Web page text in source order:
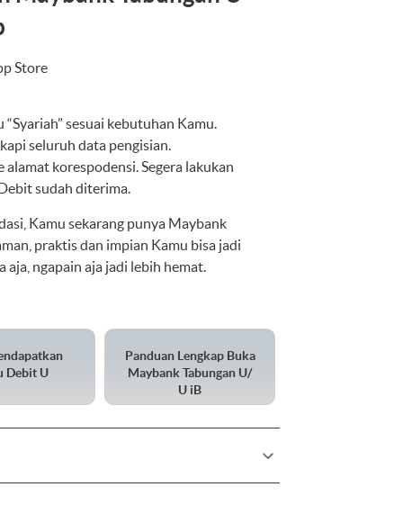
Store
sesuai kebutuhan Kamu.
seluruh data pengisian.
korespodensi. Segera lakukan
sudah diterima.
Kamu sekarang punya Maybank
praktis dan impian Kamu bisa jadi
aja, ngapain aja jadi lebih hemat.
Debit U
Panduan Lengkap Buka
Maybank Tabungan U/
U iB